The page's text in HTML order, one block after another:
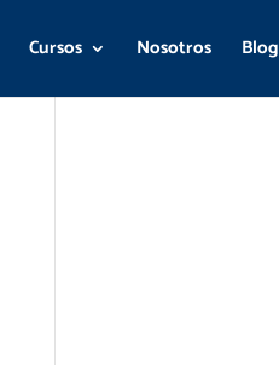
Cursos Nosotros Blog